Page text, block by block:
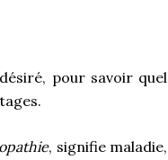
pour savoir quel
, signifie maladie,